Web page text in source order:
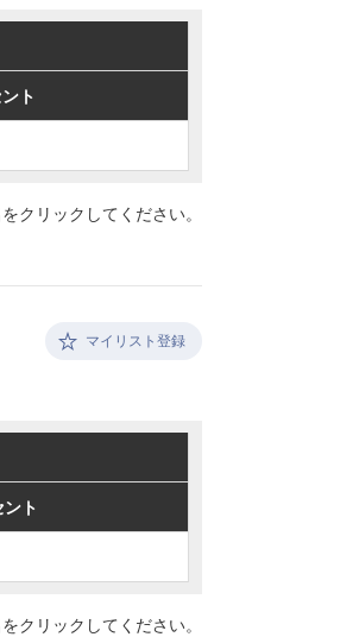
ト
ト
クリックしてください。
マイリスト登録
ト
ト
クリックしてください。